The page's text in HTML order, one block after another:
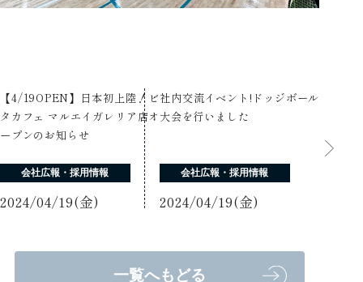
【4/19OPEN】日本初上陸！ビ
タカフェ マルエイガレリア店オ
ープンのお知らせ
会社広報・採用情報
2024/04/19(金)
社内交流イベント!ドッジボール
大会を行いました
会社広報・採用情報
2024/04/19(金)
一覧へもどる